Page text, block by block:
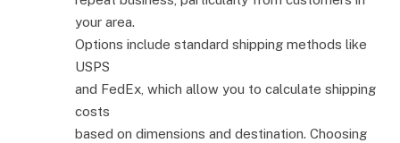
your area.
Options include standard shipping methods like
USPS
and FedEx, which allow you to calculate shipping
costs
based on dimensions and destination. Choosing